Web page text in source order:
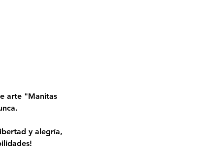
arte "Manitas
y alegría,